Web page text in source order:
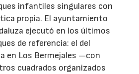
infantiles singulares con
propia. El ayuntamiento
ejecutó en los últimos
de referencia: el del
en Los Bermejales —con
cuadrados organizados